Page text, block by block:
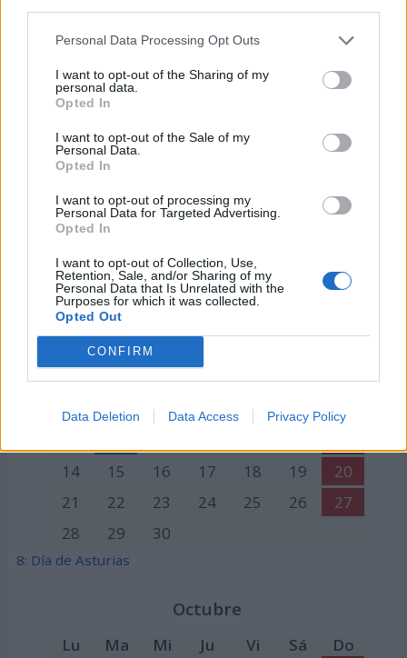
Personal Data Processing Opt Outs
I want to opt-out of the Sharing of my
personal data.
Opted In
I want to opt-out of the Sale of my
Personal Data.
Opted In
I want to opt-out of processing my
Personal Data for Targeted Advertising.
Opted In
I want to opt-out of Collection, Use,
Retention, Sale, and/or Sharing of my
Personal Data that Is Unrelated with the
Purposes for which it was collected.
Opted Out
CONFIRM
Data Deletion Data Access Privacy Policy
Lu Ma
Do
3
4 5 6 7
9
10
17
18 19 20 21
23
24
31
Festividad de la Asunción de la Virgen
Lu Ma Mi Ju Vi Sá
Do
1
3 4 5
6
14
15 16 17 18 19
20
21
22 23 24 25 26
27
28
29 30
8: Día de Asturias
Octubre
Lu Ma Mi Ju Vi Sá
Do